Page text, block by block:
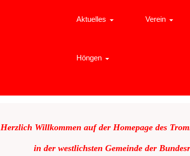
Aktuelles Verein
Höngen
Herzlich Willkommen auf der Homepage des
in der westlichsten Gemeinde der